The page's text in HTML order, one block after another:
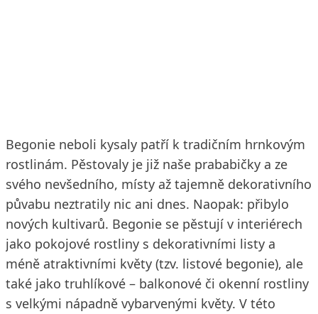
Begonie neboli kysaly patří k tradičním hrnkovým
rostlinám. Pěstovaly je již naše prababičky a ze
svého nevšedního, místy až tajemně dekorativního
půvabu neztratily nic ani dnes. Naopak: přibylo
nových kultivarů. Begonie se pěstují v interiérech
jako pokojové rostliny s dekorativními listy a
méně atraktivními květy (tzv. listové begonie), ale
také jako truhlíkové – balkonové či okenní rostliny
s velkými nápadně vybarvenými květy. V této